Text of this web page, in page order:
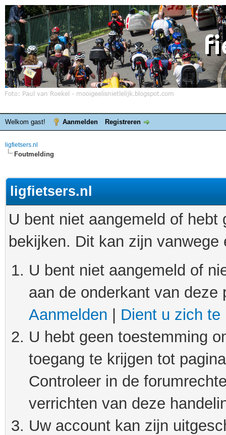
Welkom gast! Aanmelden Registreren
ligfietsers.nl
Foutmelding
ligfietsers.nl
U bent niet aangemeld of
bekijken. Dit kan zijn
U bent niet aangemeld of
aan de onderkant van
Aanmelden
Dient u zich te
U hebt geen toestemming
toegang te krijgen tot
Controleer in de
verrichten van deze
Uw account kan zijn